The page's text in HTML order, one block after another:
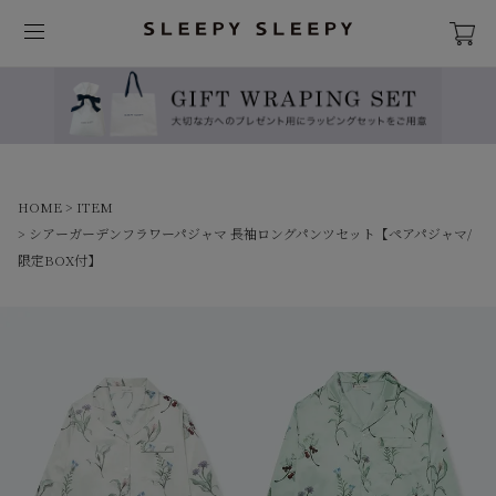
HOME
ITEM
シアーガーデンフラワーパジャマ 長袖ロングパンツセット【ペアパジャマ/
限定BOX付】